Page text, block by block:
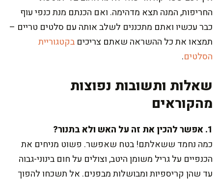
החריפות, המנה תצא מדהימה. ואם הכנתם מנת כנפי עוף
כבר עכשיו ואתם מתכננים לשלב אותה עם סלטים טריים –
תמצאו את כל ההשראה שאתם צריכים בקטגוריית
הסלטים.
שאלות ותשובות נפוצות
מהקוראים
1. אפשר להכין את זה על האש ולא בתנור?
כמה נחמד ששאלתם! בטח שאפשר. פשוט מניחים את
הכנפיים על גריל משומן היטב, וצולים על חום בינוני-גבוה
עד שהן קריספיות ומבושלות מבפנים. אל תשכחו להפוך